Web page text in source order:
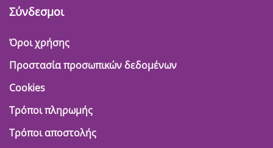
Σύνδεσμοι
Όροι χρήσης
Προστασία προσωπικών δεδομένων
Cookies
Τρόποι πληρωμής
Τρόποι αποστολής